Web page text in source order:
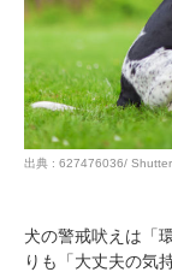
出典 : 627476036/
犬の警戒吠えは「
りも「大丈夫の気